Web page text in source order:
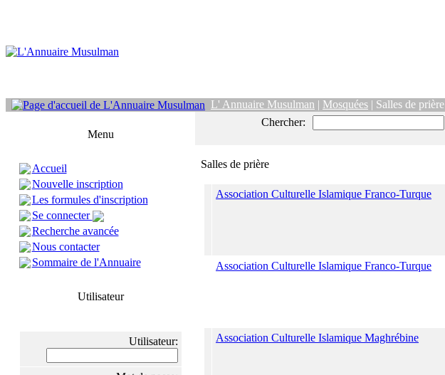
L' Annuaire Musulman | Mosquées | Salles de prière
Menu
Accueil
Nouvelle inscription
Les formules d'inscription
Se connecter
Recherche avancée
Nous contacter
Sommaire de l'Annuaire
Utilisateur
Utilisateur:
Chercher:
Salles de prière
Association Culturelle Islamique Franco-Turque
Association Culturelle Islamique Franco-Turque
Association Culturelle Islamique Maghrébine